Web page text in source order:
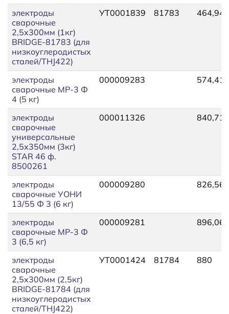
электроды
сварочные
2,5х300мм (1кг)
BRIDGE-81783 (для
низкоуглеродистых
сталей/THJ422)
УТ0001839 81783 464,94
электроды
сварочные МР-3 Ф
4 (5 кг)
000009283 574,41
электроды
сварочные
универсальные
2,5х350мм (3кг)
STAR 46 ф.
8500261
000011326 840,71
электроды
сварочные УОНИ
13/55 Ф 3 (6 кг)
000009280 826,56
электроды
сварочные МР-3 Ф
3 (6,5 кг)
000009281 896,06
электроды
сварочные
2,5х300мм (2,5кг)
BRIDGE-81784 (для
низкоуглеродистых
сталей/THJ422)
УТ0001424 81784 880